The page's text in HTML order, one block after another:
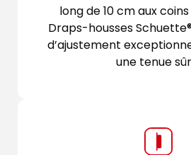
long de 10 cm aux
Draps-housses
d’ajustement
une tenue